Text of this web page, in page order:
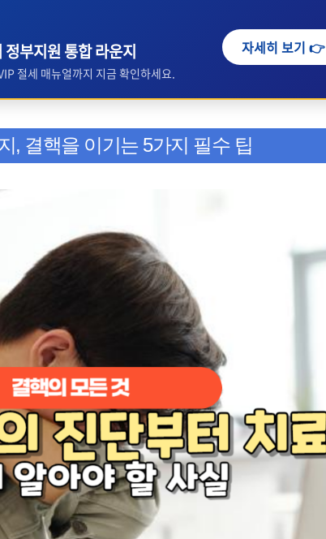
부지원 통합 라운지
절세 매뉴얼까지 지금 확인하세요.
자세히 보기 👉
, 결핵을 이기는 5가지 필수 팁